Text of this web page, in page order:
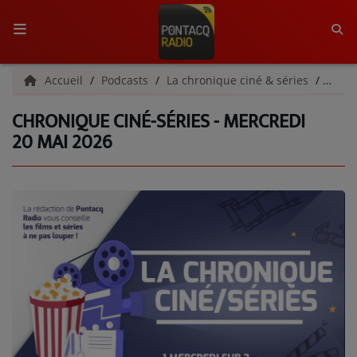
ACCUEIL
RADIO
GRILLE DES PROGRAMMES
C'ÉTAIT QUOI CE TITRE ?
MÉDIAS
PODCASTS - SAISON 2026/2027
Accueil Podcasts La chronique ciné & séries
CHRONIQUE CINÉ-SÉRIES - MERCREDI
20 MAI 2026